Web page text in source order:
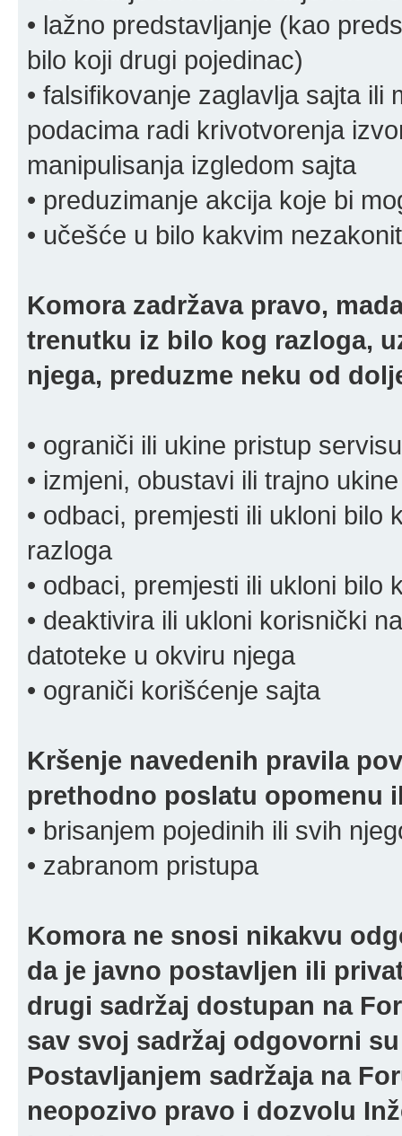
• lažno predstavljanje (kao
bilo koji drugi pojedinac)
• falsifikovanje zaglavlja sajta ili
podacima radi krivotvorenja
manipulisanja izgledom sajta
• preduzimanje akcija koje bi
• učešće u bilo kakvim
Komora zadržava pravo,
trenutku iz bilo kog razloga,
njega, preduzme neku od
• ograniči ili ukine pristup servisu
• izmjeni, obustavi ili trajno
• odbaci, premjesti ili ukloni bilo
razloga
• odbaci, premjesti ili ukloni bilo
• deaktivira ili ukloni korisnički
datoteke u okviru njega
• ograniči korišćenje sajta
Kršenje navedenih pravila
prethodno poslatu opomenu
• brisanjem pojedinih ili svih
• zabranom pristupa
Komora ne snosi nikakvu
da je javno postavljen ili
drugi sadržaj dostupan na
sav svoj sadržaj odgovorni
Postavljanjem sadržaja na
neopozivo pravo i dozvolu